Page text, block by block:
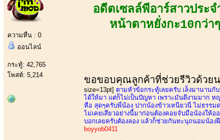
ความหื่น : 0
ออนไลน์
กระทู้: 42,765
โพสต์: 5,214
อดีตเซลล์พีอาร์สาวประ
หน้าตาหยั่งกะ10กว่
ขอขอบคุณลูกค้าที่ช่วยรีวิวด้วย
size=13pt] ตามหัวข้อกระทู้เลยครับ เล็งมานาน
ได้ให้มา แต่ก็ไม่เป็นปัญหา เพราะมันดีงามมาก
หือ สุดๆครับพี่น้อง ปากน้องข้าวเหนียวนี่ ไม่ธรรม
ไม่เคยเสียวอย่างนี้มาก่อนต้องคอยจับมือน้องให้
บอกเลยครับต้องลอง แล้วก็ช่วยกันทะนุถนอมน้อง
boyyob0411